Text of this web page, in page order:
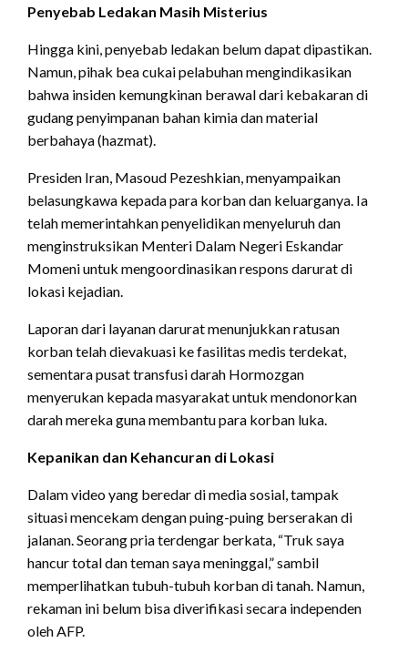
Penyebab Ledakan Masih Misterius
Hingga kini, penyebab ledakan belum dapat dipastikan.
Namun, pihak bea cukai pelabuhan mengindikasikan
bahwa insiden kemungkinan berawal dari kebakaran di
gudang penyimpanan bahan kimia dan material
berbahaya (hazmat).
Presiden Iran, Masoud Pezeshkian, menyampaikan
belasungkawa kepada para korban dan keluarganya. Ia
telah memerintahkan penyelidikan menyeluruh dan
menginstruksikan Menteri Dalam Negeri Eskandar
Momeni untuk mengoordinasikan respons darurat di
lokasi kejadian.
Laporan dari layanan darurat menunjukkan ratusan
korban telah dievakuasi ke fasilitas medis terdekat,
sementara pusat transfusi darah Hormozgan
menyerukan kepada masyarakat untuk mendonorkan
darah mereka guna membantu para korban luka.
Kepanikan dan Kehancuran di Lokasi
Dalam video yang beredar di media sosial, tampak
situasi mencekam dengan puing-puing berserakan di
jalanan. Seorang pria terdengar berkata, “Truk saya
hancur total dan teman saya meninggal,” sambil
memperlihatkan tubuh-tubuh korban di tanah. Namun,
rekaman ini belum bisa diverifikasi secara independen
oleh AFP.